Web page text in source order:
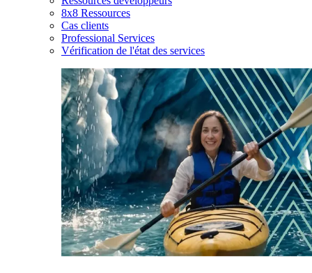
8x8 Ressources
Cas clients
Professional Services
Vérification de l'état des services